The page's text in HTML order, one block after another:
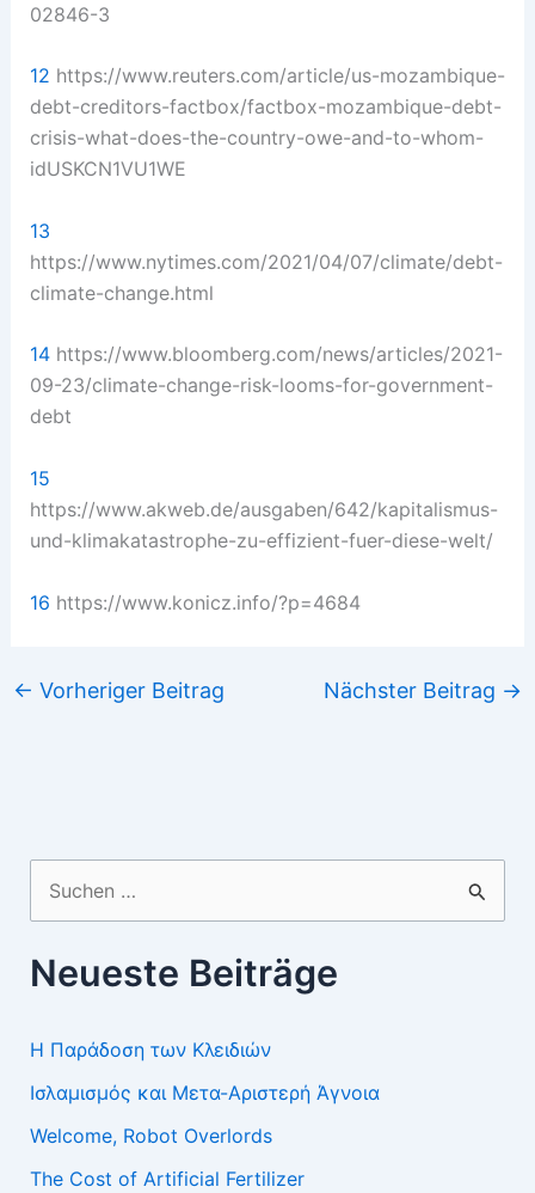
02846-3
12 https://www.reuters.com/article/us-mozambique-
debt-creditors-factbox/factbox-mozambique-debt-
crisis-what-does-the-country-owe-and-to-whom-
idUSKCN1VU1WE
13
https://www.nytimes.com/2021/04/07/climate/debt-
climate-change.html
14https://www.bloomberg.com/news/articles/2021-
09-23/climate-change-risk-looms-for-government-
debt
15
https://www.akweb.de/ausgaben/642/kapitalismus-
und-klimakatastrophe-zu-effizient-fuer-diese-welt/
16 https://www.konicz.info/?p=4684
← Vorheriger Beitrag Nächster Beitrag →
nach:
Neueste Beiträge
Η Παράδοση των Κλειδιών
Ισλαμισμός και Μετα-Αριστερή Άγνοια
Welcome, Robot Overlords
The Cost of Artificial Fertilizer